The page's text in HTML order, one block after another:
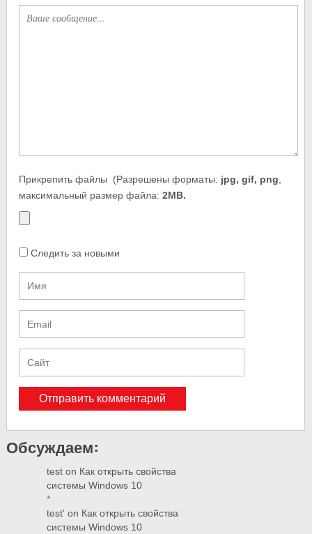
Прикрепить файлы (Разрешены форматы: jpg, gif, png
максимальный размер файла:2MB.
Следить за новыми
Обсуждаем:
test on Как открыть свойства
системы Windows 10
*
test' on Как открыть свойства
системы Windows 10